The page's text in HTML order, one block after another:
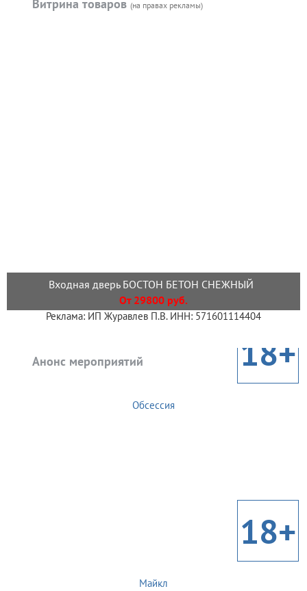
Витрина товаров (на правах рекламы)
Входная дверь БОСТОН БЕТОН СНЕЖНЫЙ
От 29800 руб.
Реклама: ИП Журавлев П.В. ИНН: 571601114404
Анонс мероприятий 18+
Обсессия
18+
Майкл